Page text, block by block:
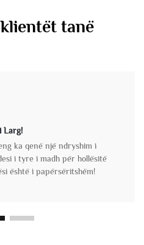
tanë
Larg!
ka qenë një ndryshim i
i tyre i madh për hollësitë
është i papërsëritshëm!